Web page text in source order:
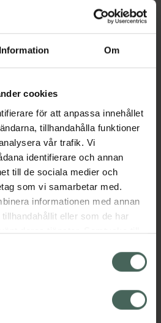
Information Om
cookies
för att anpassa innehållet
tillhandahålla funktioner
vår trafik. Vi
identifierare och annan
till de sociala medier och
som vi samarbetar med.
informationen med annan
eller som de har
deras tjänster. Samtycke till
webbplatsens
samtycke påverkar inte
som skett innan återkallelsen.
kr
189,70 kr
Dölj